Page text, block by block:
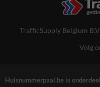
TrafficSupply Belgium
Volg
Huisnummerpaal.be is